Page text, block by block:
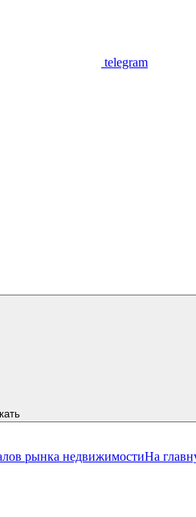
telegram
рынка недвижимостиНа